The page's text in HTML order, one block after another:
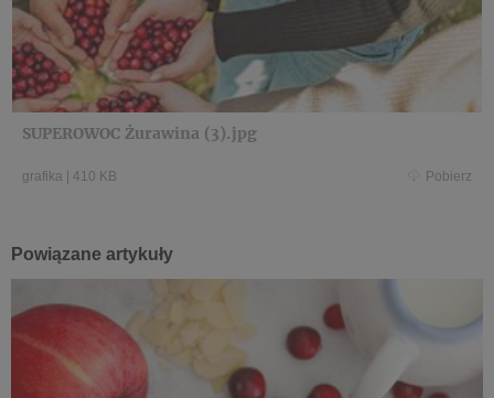
SUPEROWOC Żurawina (3).jpg
grafika 410 KB Pobierz
Powiązane artykuły